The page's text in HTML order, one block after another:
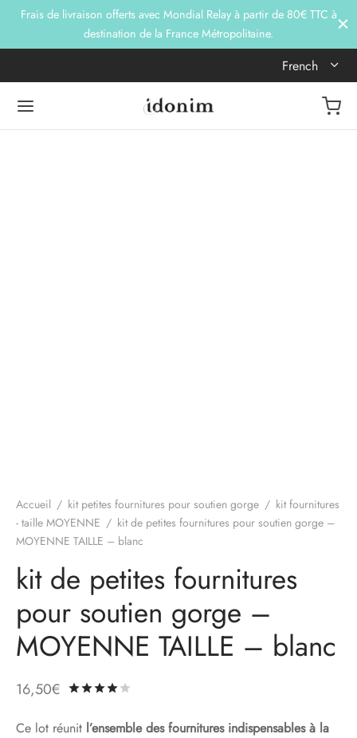
Frais de livraison offerts avec Mondial Relay à partir de 80€ TTC à
destination de la France Métropolitaine.
French
Accueil / kit petites fournitures pour soutien gorge / kit fournitures
- taille MOYENNE / kit de petites fournitures pour soutien gorge –
MOYENNE TAILLE – blanc
kit de petites fournitures
pour soutien gorge –
MOYENNE TAILLE – blanc
16,50€
Ce lot réunit l’ensemble des fournitures indispensables à la